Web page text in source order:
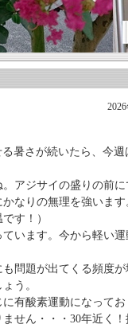
暑さが続いたら、今週
アジサイの盛りの前に
なりの無理を強います
す！）
います。今から軽い
問題が出てくる頻度が
う。
有酸素運動になってお
せん・・・30年近く